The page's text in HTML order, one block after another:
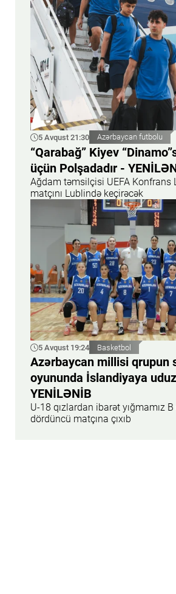
5 Avqust 21:30 Azərbaycan futbolu
“Qarabağ” Kiyev
üçün Polşadadır -
Ağdam təmsilçisi UEFA Konfrans
matçını Lublində keçirəcək
5 Avqust 19:24 Basketbol
Azərbaycan millisi qrupun
oyununda İslandiyaya
YENİLƏNİB
U-18 qızlardan ibarət yığmamız
dördüncü matçına çıxıb